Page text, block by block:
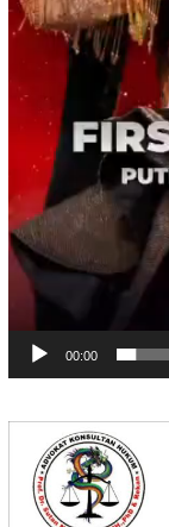
00:00